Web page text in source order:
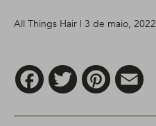
All Things Hair | 3 de maio, 2022
FacebookTwitter Pinterest